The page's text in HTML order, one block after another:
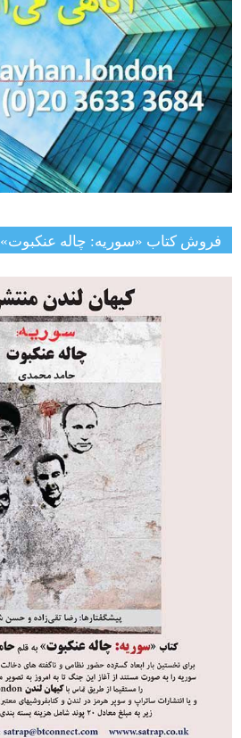
فروش کتاب «سوریه: چاله عنکبوت»